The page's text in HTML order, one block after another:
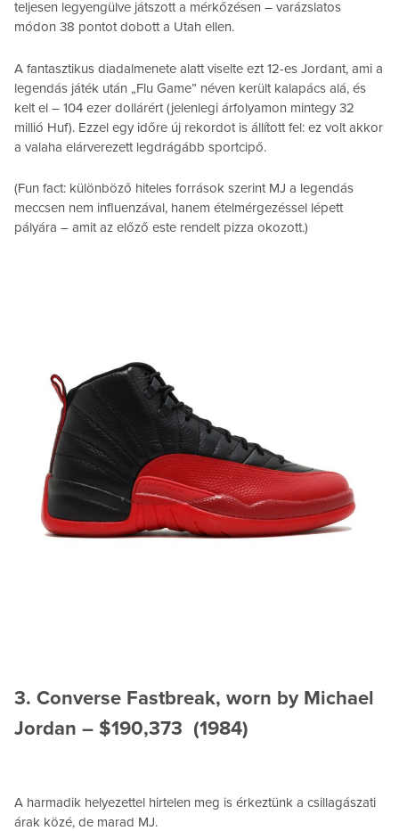
teljesen legyengülve játszott a mérkőzésen – varázslatos
módon 38 pontot dobott a Utah ellen.
A fantasztikus diadalmenete alatt viselte ezt 12-es Jordant, ami a
legendás játék után „Flu Game” néven került kalapács alá, és
kelt el – 104 ezer dollárért (jelenlegi árfolyamon mintegy 32
millió Huf). Ezzel egy időre új rekordot is állított fel: ez volt akkor
a valaha elárverezett legdrágább sportcipő.
(Fun fact: különböző hiteles források szerint MJ a legendás
meccsen nem influenzával, hanem ételmérgezéssel lépett
pályára – amit az előző este rendelt pizza okozott.)
3. Converse Fastbreak, worn by Michael
Jordan – $190,373 (1984)
A harmadik helyezettel hirtelen meg is érkeztünk a csillagászati
árak közé, de marad MJ.